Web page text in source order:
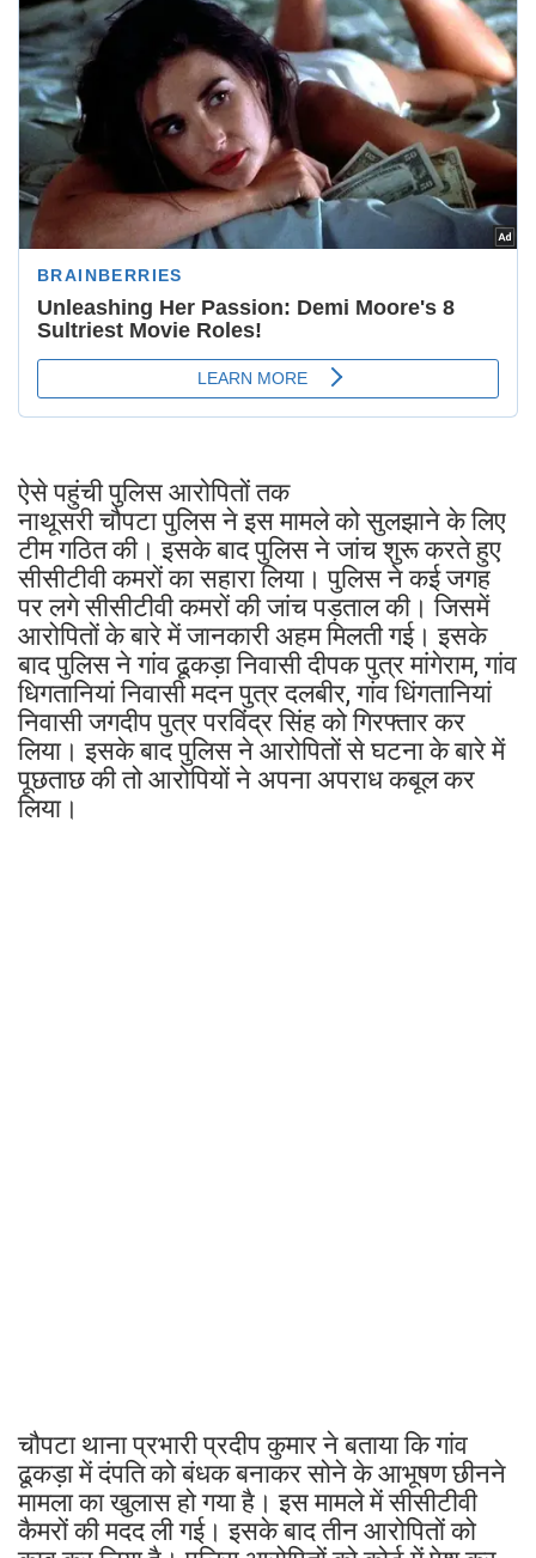
ऐसे पहुंची पुलिस आरोपितों तक
नाथूसरी चौपटा पुलिस ने इस मामले को सुलझाने के लिए
टीम गठित की। इसके बाद पुलिस ने जांच शुरू करते हुए
सीसीटीवी कमरों का सहारा लिया। पुलिस ने कई जगह
पर लगे सीसीटीवी कमरों की जांच पड़ताल की। जिसमें
आरोपितों के बारे में जानकारी अहम मिलती गई। इसके
बाद पुलिस ने गांव ढूकड़ा निवासी दीपक पुत्र मांगेराम, गांव
धिगतानियां निवासी मदन पुत्र दलबीर, गांव धिंगतानियां
निवासी जगदीप पुत्र परविंद्र सिंह को गिरफ्तार कर
लिया। इसके बाद पुलिस ने आरोपितों से घटना के बारे में
पूछताछ की तो आरोपियों ने अपना अपराध कबूल कर
लिया।
चौपटा थाना प्रभारी प्रदीप कुमार ने बताया कि गांव
ढूकड़ा में दंपति को बंधक बनाकर सोने के आभूषण छीनने
मामला का खुलास हो गया है। इस मामले में सीसीटीवी
कैमरों की मदद ली गई। इसके बाद तीन आरोपितों को